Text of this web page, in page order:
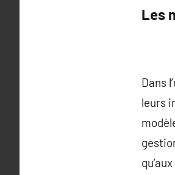
Les
Dans
leurs